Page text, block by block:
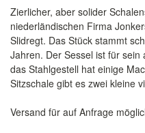
Zierlicher, aber solider
niederländischen Firma
Slidregt. Das Stück stammt
Jahren. Der Sessel ist für
das Stahlgestell hat einige
Sitzschale gibt es zwei kleine
Versand für auf Anfrage